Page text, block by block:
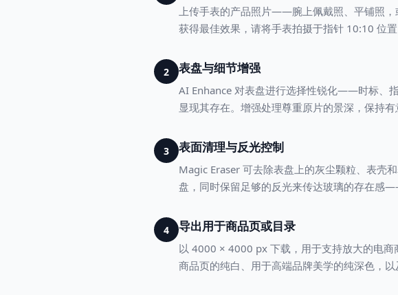
上传手表的产品照片——腕上佩戴照、平铺照，
获得最佳效果，请将手表拍摄于指针 10:10 位
2 表盘与细节增强
AI Enhance 对表盘进行选择性锐化——时标、
显现其存在。增强处理尊重原片的景深，保持有
3 表面清理与反光控制
Magic Eraser 可去除表盘上的灰尘颗粒、表壳
盘，同时保留足够的反光来传达玻璃的存在感
4 导出用于商品页或目录
以 4000 × 4000 px 下载，用于支持放大的电
商品页的纯白、用于高端品牌美学的纯深色，以